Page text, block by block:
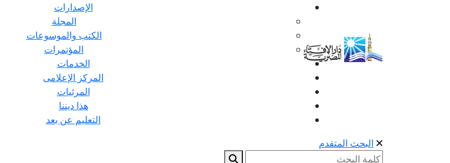
الإصدارات
المجلة
الكتب والموسوعات
المؤتمرات
الخدمات
المركز الإعلامى
المرئيات
هذا ديننا
التعليم عن بعد
البحث المتقدم